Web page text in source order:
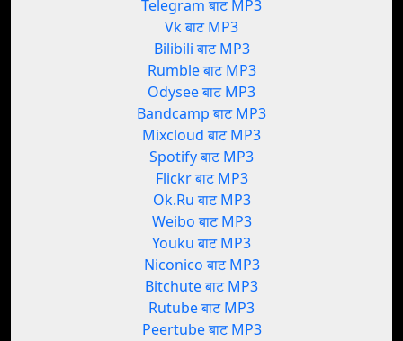
Telegram बाट MP3
Vk बाट MP3
Bilibili बाट MP3
Rumble बाट MP3
Odysee बाट MP3
Bandcamp बाट MP3
Mixcloud बाट MP3
Spotify बाट MP3
Flickr बाट MP3
Ok.Ru बाट MP3
Weibo बाट MP3
Youku बाट MP3
Niconico बाट MP3
Bitchute बाट MP3
Rutube बाट MP3
Peertube बाट MP3